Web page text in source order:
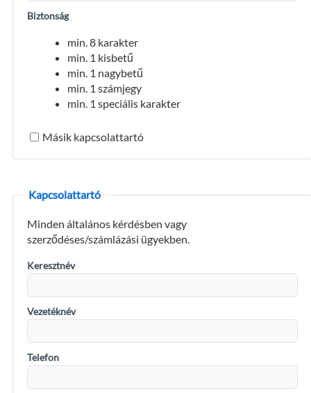
Biztonság
min. 8 karakter
min. 1 kisbetű
min. 1 nagybetű
min. 1 számjegy
min. 1 speciális karakter
Másik kapcsolattartó
Kapcsolattartó
Minden általános kérdésben vagy
szerződéses/számlázási ügyekben.
Keresztnév
Vezetéknév
Telefon